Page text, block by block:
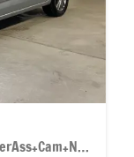
Comfortline 150PS 7Si+IQ.Light+TrailerAss+Cam+Navi+Kamera+Alarm+Kessy+App-Connect